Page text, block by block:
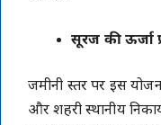
सूरज की ऊर्जा
जमीनी स्तर पर इस
और शहरी स्थानीय